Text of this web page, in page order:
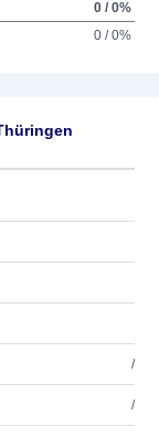
0 / 0%
0 / 0%
/
/